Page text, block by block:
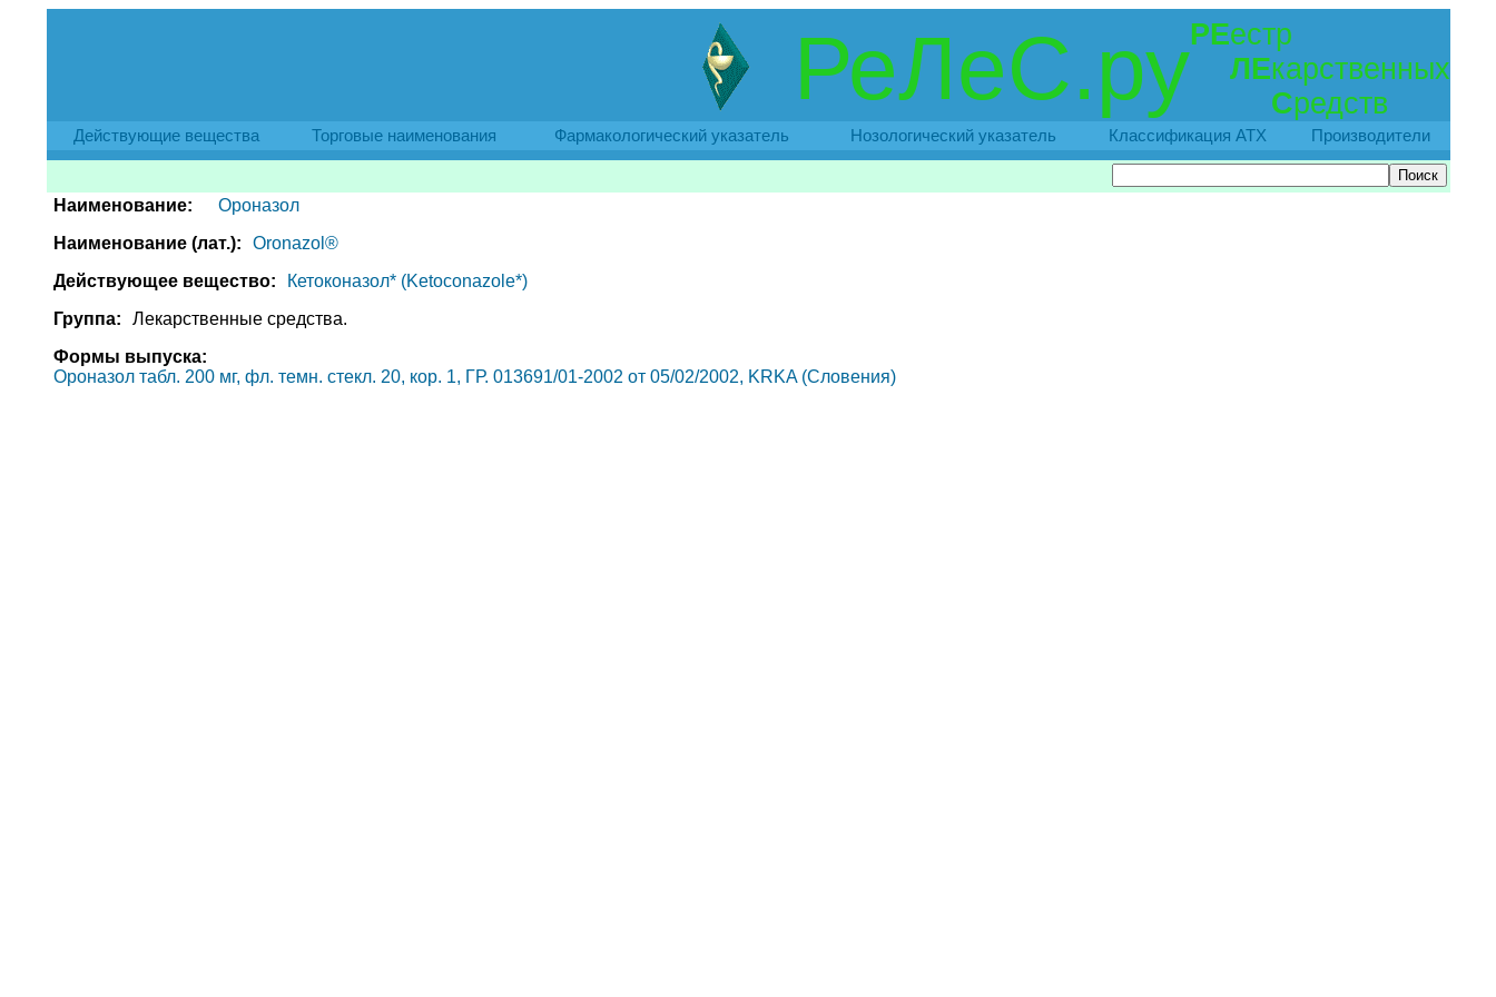
РеЛеС.руРЕестр
ЛЕкарственных
Средств
Действующие вещества Торговые наименования Фармакологический указатель Нозологический указатель Классификация АТХ Производители
Наименование:
Ороназол
Наименование (лат.):
Oronazol®
Действующее вещество:
Кетоконазол* (Ketoconazole*)
Группа:
Лекарственные средства.
Формы выпуска:
Ороназол табл. 200 мг, фл. темн. стекл. 20, кор. 1, ГР. 013691/01-2002 от 05/02/2002, KRKA (Словения)